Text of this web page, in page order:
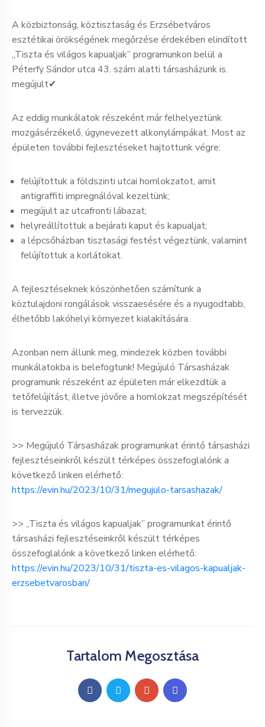
A közbiztonság, köztisztaság és Erzsébetváros
esztétikai örökségének megőrzése érdekében elindított
„Tiszta és világos kapualjak” programunkon belül a
Péterfy Sándor utca 43. szám alatti társasházunk is.
megújult✔
Az eddig munkálatok részeként már felhelyeztünk
mozgásérzékelő, úgynevezett alkonylámpákat. Most az
épületen további fejlesztéseket hajtottunk végre:
felújítottuk a földszinti utcai homlokzatot, amit
antigraffiti impregnálóval kezeltünk;
megújult az utcafronti lábazat;
helyreállítottuk a bejárati kaput és kapualjat;
a lépcsőházban tisztasági festést végeztünk, valamint
felújítottuk a korlátokat.
A fejlesztéseknek köszönhetően számítunk a
köztulajdoni rongálások visszaesésére és a nyugodtabb,
élhetőbb lakóhelyi környezet kialakítására.
Azonban nem állunk meg, mindezek közben további
munkálatokba is belefogtunk! Megújuló Társasházak
programunk részeként az épületen már elkezdtük a
tetőfelújítást, illetve jövőre a homlokzat megszépítését
is tervezzük.
>> Megújuló Társasházak programunkat érintő társasházi
fejlesztéseinkről készült térképes összefoglalónk a
következő linken elérhető:
https://evin.hu/2023/10/31/megujulo-tarsashazak/
>> „Tiszta és világos kapualjak” programunkat érintő
társasházi fejlesztéseinkről készült térképes
összefoglalónk a következő linken elérhető:
https://evin.hu/2023/10/31/tiszta-es-vilagos-kapualjak-
erzsebetvarosban/
Tartalom Megosztása